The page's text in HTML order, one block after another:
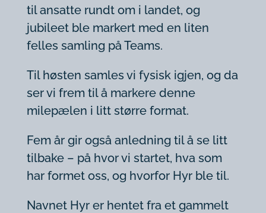
til ansatte rundt om i landet, og
jubileet ble markert med en liten
felles samling på Teams.
Til høsten samles vi fysisk igjen, og da
ser vi frem til å markere denne
milepælen i litt større format.
Fem år gir også anledning til å se litt
tilbake – på hvor vi startet, hva som
har formet oss, og hvorfor Hyr ble til.
Navnet Hyr er hentet fra et gammelt